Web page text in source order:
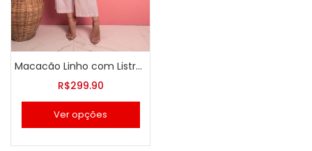
Macacão Linho com Listras e Cinto
R$299.90
Ver opções